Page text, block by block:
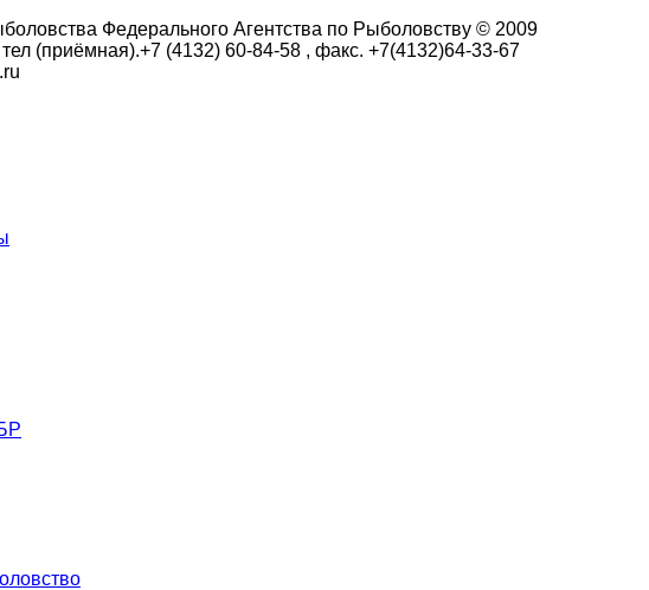
Федерального Агентства по Рыболовству © 2009
(приёмная).+7 (4132) 60-84-58 , факс. +7(4132)64-33-67